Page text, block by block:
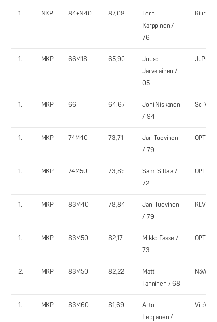
1. NKP 84+N40 87,08
Terhi
Karppinen /
76
KiurU
1. MKP 66M18 65,90
Juuso
Järveläinen /
05
JuPu
1. MKP 66 64,67
Joni Niskanen
/ 94
So-Vi
1. MKP 74M40 73,71
Jari Tuovinen
/ 79
OPT
1. MKP 74M50 73,89
Sami Siltala /
72
OPT
1. MKP 83M40 78,84
Jani Tuovinen
/ 79
KEV
1. MKP 83M50 82,17
Mikko Fasse /
73
OPT
2. MKP 83M50 82,22
Matti
Tanninen / 68
NaVo
1. MKP 83M60 81,69
Arto
Leppänen /
VilpVe